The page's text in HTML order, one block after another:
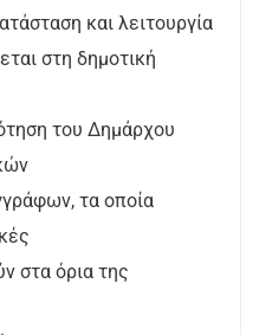
και λειτουργία
στη δημοτική
του Δημάρχου
τα οποία
στα όρια της